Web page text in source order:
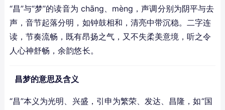
“昌”与“梦”的读音为 chāng、mèng，声调分别为阴平与去
声，音节起落分明，如钟鼓相和，清亮中带沉稳。二字连
读，节奏流畅，既有昂扬之气，又不失柔美意境，听之令
人心神舒畅，余韵悠长。
昌梦的意思及含义
“昌”本义为光明、兴盛，引申为繁荣、发达、昌隆，如“国